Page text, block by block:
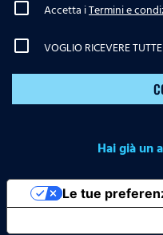
Accetta iTermini e
VOGLIO RICEVERE
Hai già un
Le tue